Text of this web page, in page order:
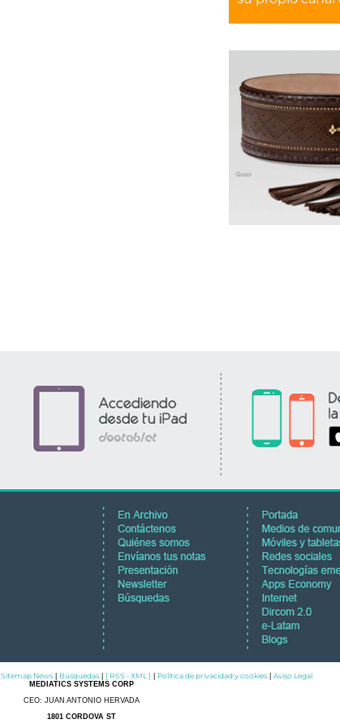
Sitemap News Búsquedas [ RSS - XML ] Política de privacidad y cookies Aviso Legal
MEDIATICS SYSTEMS CORP
CEO: JUAN ANTONIO HERVADA
1801 CORDOVA ST